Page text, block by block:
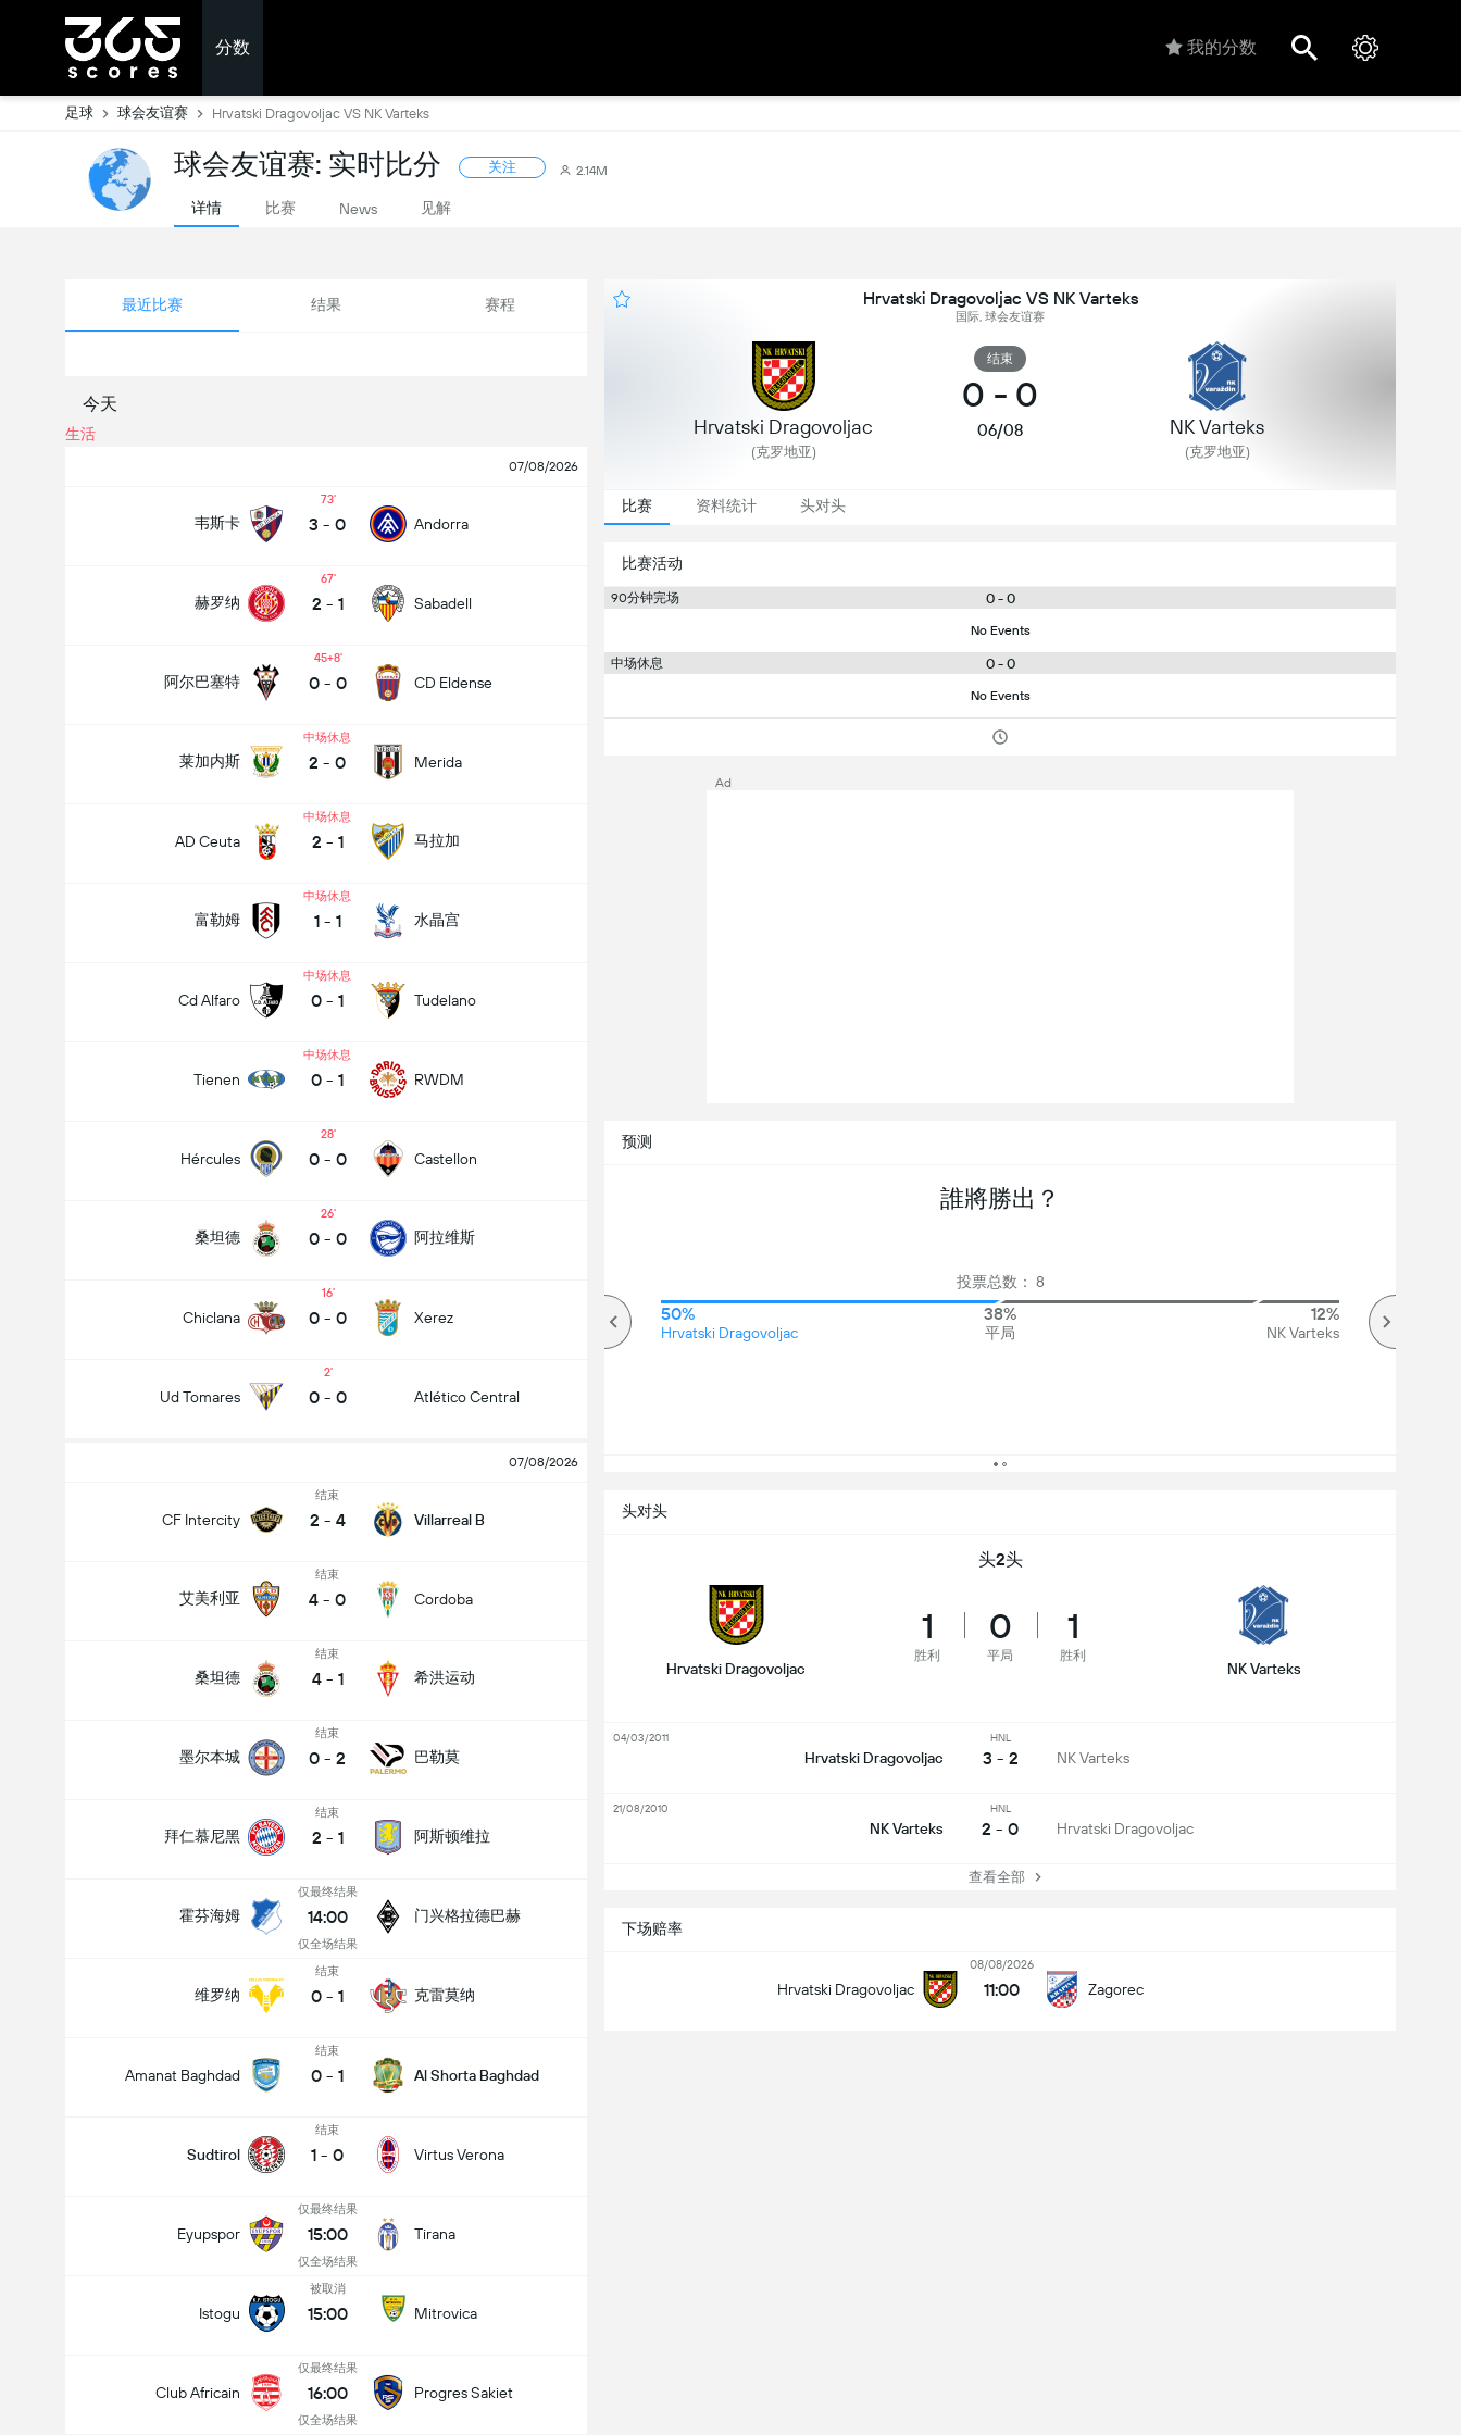
分数 我的分数
足球 球会友谊赛 Hrvatski Dragovoljac VS NK Varteks
球会友谊赛: 实时比分 关注 2.14M
详情 比赛 News 见解
最近比赛 结果 赛程
今天
生活
07/08/2026
韦斯卡
73
3 - 0 Andorra
赫罗纳
67
2 - 1 Sabadell
阿尔巴塞特
45+8
0 - 0 CD Eldense
莱加内斯
中场休息
2 - 0 Merida
AD Ceuta
中场休息
2 - 1 马拉加
富勒姆
中场休息
1 - 1 水晶宫
Cd Alfaro
中场休息
0 - 1 Tudelano
Tienen
中场休息
0 - 1 RWDM
Hércules
28
0 - 0 Castellon
桑坦德
26
0 - 0 阿拉维斯
Chiclana
16
0 - 0 Xerez
Ud Tomares
2
0 - 0 Atlético Central
07/08/2026
CF Intercity
结束
2 - 4 Villarreal B
艾美利亚
结束
4 - 0 Cordoba
桑坦德
结束
4 - 1 希洪运动
墨尔本城
结束
0 - 2 巴勒莫
拜仁慕尼黑
结束
2 - 1 阿斯顿维拉
霍芬海姆
仅最终结果
14:00
仅全场结果
门兴格拉德巴赫
维罗纳
结束
0 - 1 克雷莫纳
Amanat Baghdad
结束
0 - 1 Al Shorta Baghdad
Sudtirol
结束
1 - 0 Virtus Verona
Eyupspor
仅最终结果
15:00
仅全场结果
Tirana
Istogu
被取消
15:00 Mitrovica
Club Africain
仅最终结果
16:00
仅全场结果
Progres Sakiet
Hrvatski Dragovoljac VS NK Varteks
国际, 球会友谊赛
Hrvatski Dragovoljac
(克罗地亚)
结束
0 - 0
06/08 NK Varteks
(克罗地亚)
比赛 资料统计 头对头
比赛活动
90分钟完场 0 - 0
No Events
中场休息 0 - 0
No Events
下场赔率
Hrvatski Dragovoljac
08/08/2026
11:00 Zagorec
预测
誰將勝出？
投票总数： 8
50%
Hrvatski Dragovoljac
38%
平局
12%
NK Varteks
头对头
头2头
Hrvatski Dragovoljac
1
胜利
0
平局
1
胜利
NK Varteks
Hrvatski Dragovoljac
HNL
3 - 2 NK Varteks
04/03/2011
NK Varteks
HNL
2 - 0 Hrvatski Dragovoljac
21/08/2010
查看全部
Ad